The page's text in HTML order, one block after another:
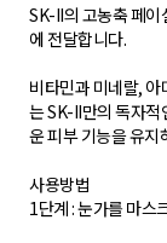
SK-II의 고농축 페
에 전달합니다.
비타민과 미네랄,
는 SK-II만의 독자
운 피부 기능을 유지
사용방법
1단계 : 눈가를 마스